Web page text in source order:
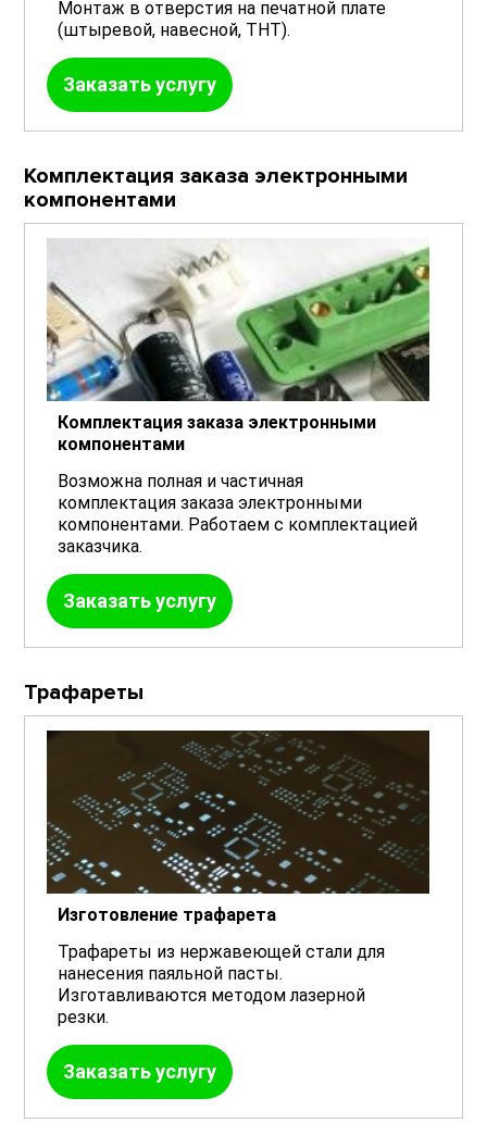
Монтаж в отверстия на печатной плате
(штыревой, навесной, THT).
Заказать услугу
Комплектация заказа электронными
компонентами
Комплектация заказа электронными
компонентами
Возможна полная и частичная
комплектация заказа электронными
компонентами. Работаем с комплектацией
заказчика.
Заказать услугу
Трафареты
Изготовление трафарета
Трафареты из нержавеющей стали для
нанесения паяльной пасты.
Изготавливаются методом лазерной
резки.
Заказать услугу